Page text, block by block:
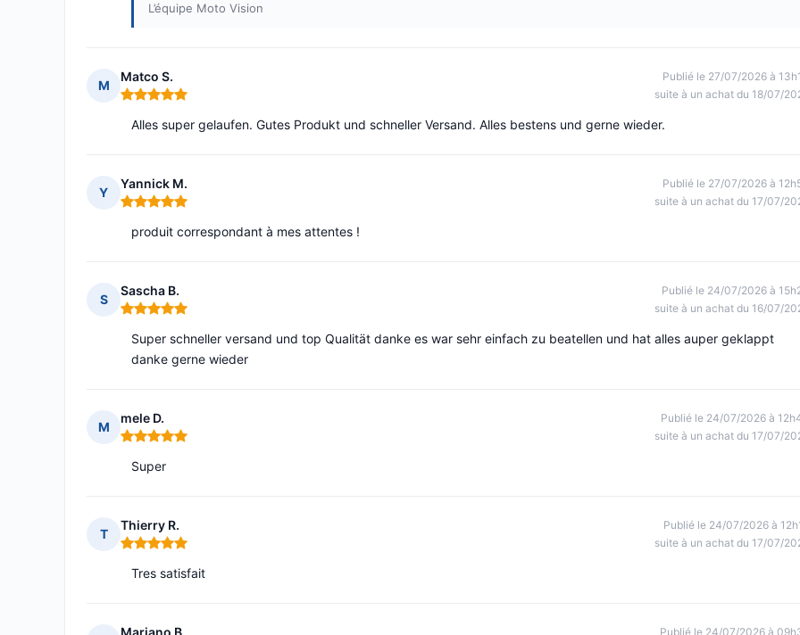
L’équipe Moto Vision
M
Matco S.
Note : 5 sur 5
Publié le 27/07/2026 à
suite à un achat du 18/07/
Alles super gelaufen. Gutes Produkt und schneller Versand. Alles bestens und gerne wieder.
Y
Yannick M.
Note : 5 sur 5
Publié le 27/07/2026 à
suite à un achat du 17/07/
produit correspondant à mes attentes !
S
Sascha B.
Note : 5 sur 5
Publié le 24/07/2026 à
suite à un achat du 16/07/
Super schneller versand und top Qualität danke es war sehr einfach zu beatellen und hat alles auper geklappt
danke gerne wieder
M
mele D.
Note : 5 sur 5
Publié le 24/07/2026 à
suite à un achat du 17/07/
Super
T
Thierry R.
Note : 5 sur 5
Publié le 24/07/2026 à
suite à un achat du 17/07/
Tres satisfait
Publié le 24/07/2026 à